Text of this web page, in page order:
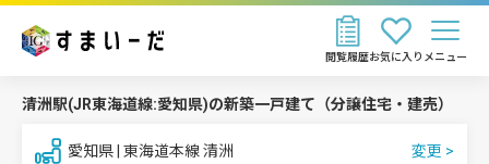
お気に入り
閲覧履歴 メニュー
清洲駅(JR東海道線:愛知県)の新築一戸建て（分譲住宅・建売）
愛知県 | 東海道本線 清洲